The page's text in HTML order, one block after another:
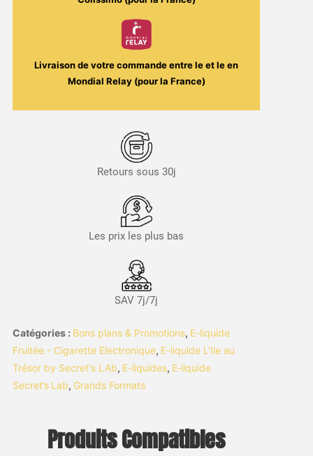
Secret'sLivraison de votre commande entre leet leen
Mondial Relay (pour la France)
Retours sous 30j
Les prix les plus bas
SAV 7j/7j
Catégories : Bons plans & Promotions, E-liquide
Fruitée - Cigarette Electronique, E-liquide L'Ile au
Trésor by Secret's LAb, E-liquides, E‑liquide
Secret’s Lab, Grands Formats
Produits Compatibles